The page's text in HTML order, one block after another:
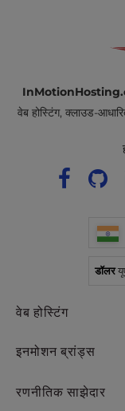
वेब होस्टिंग, क्लाउड-
डॉलर
वेब होस्टिंग
साझा मेजबानी
इनमोशन ब्रांड्स
RamNode बादल
रणनीतिक साझेदार